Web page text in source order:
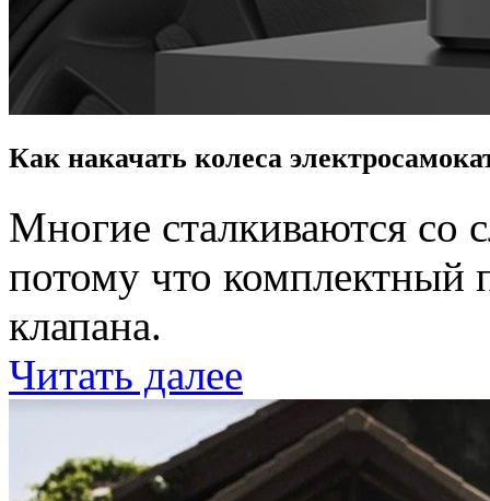
Как накачать колеса
Многие сталкиваются со
потому что комплектный
клапана.
Читать далее